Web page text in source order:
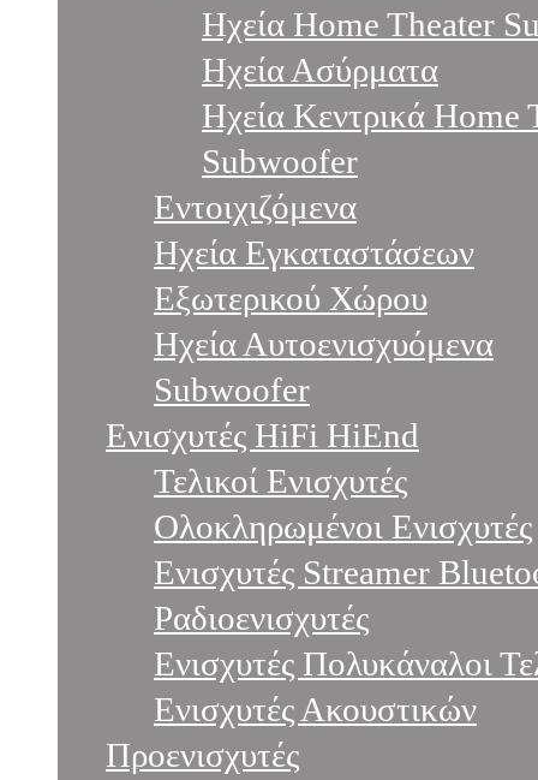
Ηχεία Home Theater
Ηχεία Ασύρματα
Ηχεία Κεντρικά Home
Subwoofer
Εντοιχιζόμενα
Ηχεία Εγκαταστάσεων
Εξωτερικού Χώρου
Ηχεία Αυτοενισχυόμενα
Subwoofer
Ενισχυτές HiFi HiEnd
Τελικοί Ενισχυτές
Ολοκληρωμένοι Ενισχυτές
Ενισχυτές Streamer
Ραδιοενισχυτές
Ενισχυτές Πολυκάναλοι
Ενισχυτές Ακουστικών
Προενισχυτές